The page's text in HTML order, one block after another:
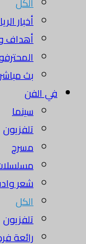
أخبار
أهداف
بث مباشر
في الفن
سينما
تلفزيون
مسرح
مسلسلات
شعر
الكل
تلفزيون
رائعة